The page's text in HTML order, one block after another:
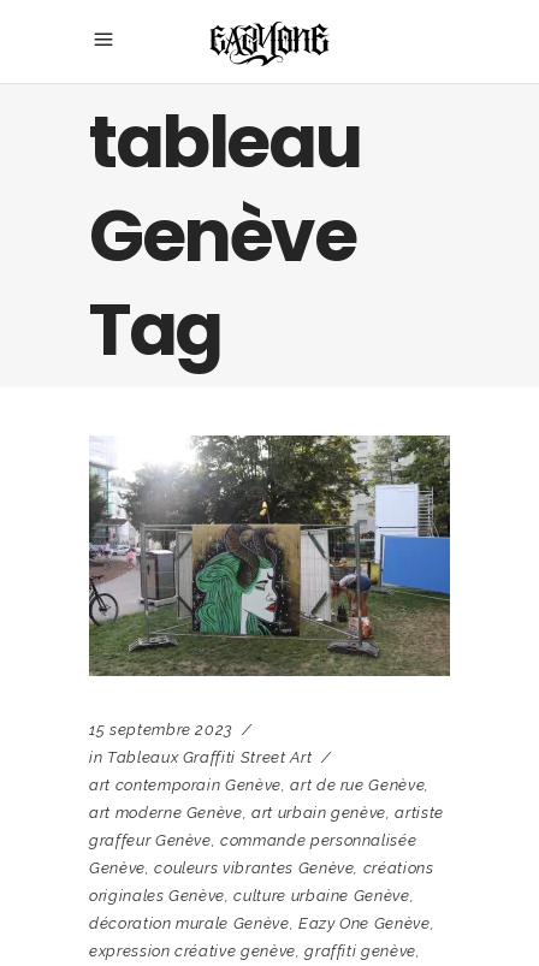
tableau
Genève
Tag
15 septembre 2023
in Tableaux Graffiti Street Art
art contemporain Genève,art de rue Genève,
art moderne Genève,art urbain genève,artiste
graffeur Genève,commande personnalisée
Genève,couleurs vibrantes Genève, créations
originales Genève,culture urbaine Genève,
décoration murale Genève, Eazy One Genève,
expression créative genève,graffiti genève,